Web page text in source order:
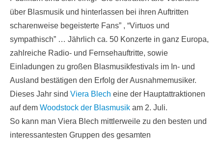
über Blasmusik und hinterlassen bei ihren Auftritten
scharenweise begeisterte Fans” , “Virtuos und
sympathisch” … Jährlich ca. 50 Konzerte in ganz Europa,
zahlreiche Radio- und Fernsehauftritte, sowie
Einladungen zu großen Blasmusikfestivals im In- und
Ausland bestätigen den Erfolg der Ausnahmemusiker.
Dieses Jahr sind Viera Blech eine der Hauptattraktionen
auf dem Woodstock der Blasmusik am 2. Juli.
So kann man Viera Blech mittlerweile zu den besten und
interessantesten Gruppen des gesamten